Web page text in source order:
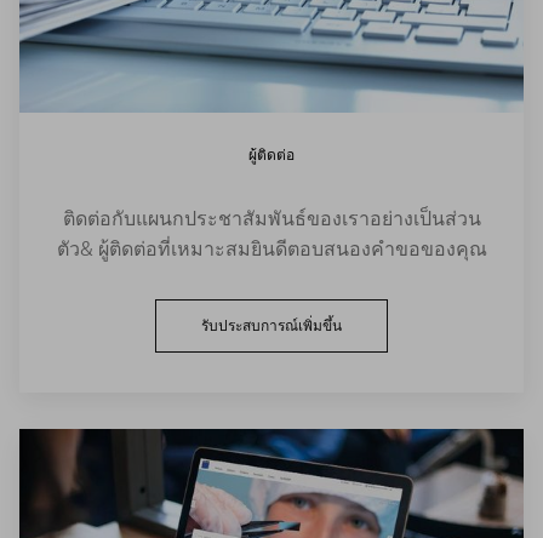
ผู้ติดต่อ
ติดต่อกับแผนกประชาสัมพันธ์ของเราอย่างเป็นส่วน
ตัว& ผู้ติดต่อที่เหมาะสมยินดีตอบสนองคำขอของคุณ
รับประสบการณ์เพิ่มขึ้น